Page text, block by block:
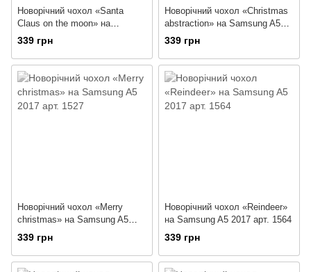
Новорічний чохол «Santa
Claus on the moon» на
Samsung A5 2017 арт. 1497
339 грн
Новорічний чохол «Christmas
abstraction» на Samsung A5
2017 арт. 1512
339 грн
Новорічний чохол «Merry
christmas» на Samsung A5
2017 арт. 1527
339 грн
Новорічний чохол «Reindeer»
на Samsung A5 2017 арт. 1564
339 грн